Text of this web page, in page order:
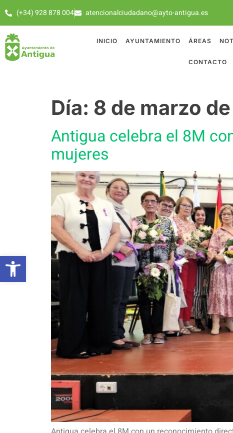
(+34) 928 878 004 atencionalciudadano@ayto-antigua.es
INICIO AYUNTAMIENTO ÁREAS
CONTACTO
Día: 8 de marzo
Antigua celebra el 8M
mujeres
Abrir barra de herramientas